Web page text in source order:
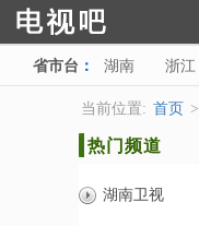
省市台 ： 湖南 浙江
甘肃 青海
当前位置: 首页 >
热门频道
湖南卫视